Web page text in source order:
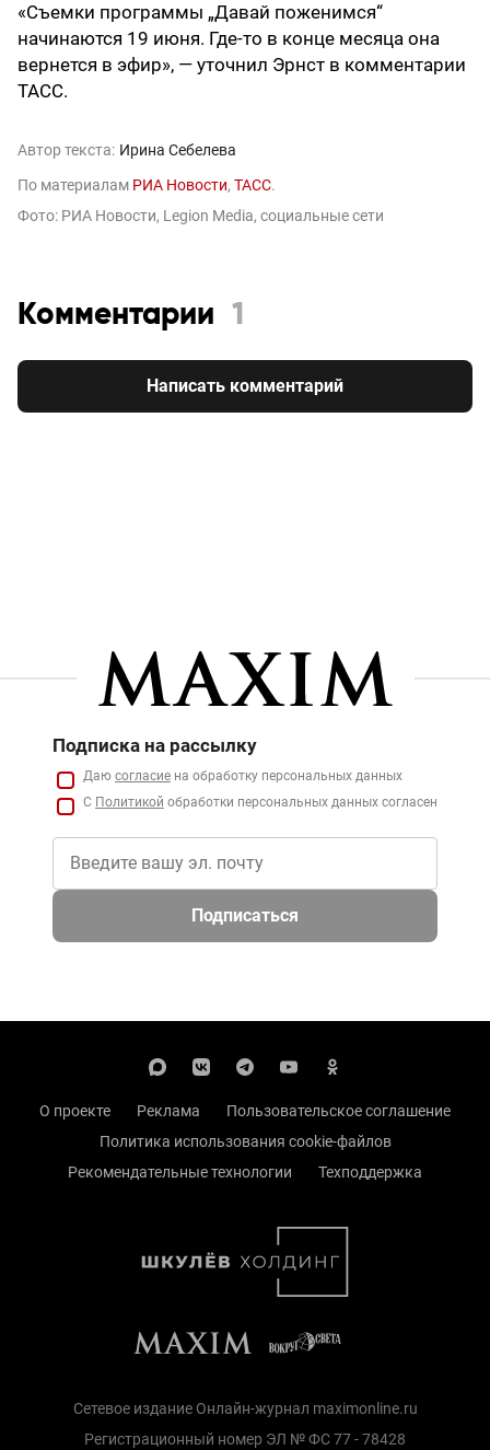
«Съемки программы „Давай поженимся“
начинаются 19 июня. Где-то в конце месяца она
вернется в эфир», — уточнил Эрнст в комментарии
ТАСС.
Автор текста: Ирина Себелева
По материалам РИА Новости, ТАСС.
Фото: РИА Новости, Legion Media, социальные сети
Комментарии 1
Написать комментарий
Подписка на рассылку
Даю согласие на обработку персональных данных
С Политикой обработки персональных данных согласен
Подписаться
О проекте Реклама
Пользовательское соглашение
Политика использования cookie-файлов
Рекомендательные технологии
Техподдержка
Сетевое издание Онлайн-журнал maximonline.ru
Регистрационный номер ЭЛ № ФС 77 - 78428